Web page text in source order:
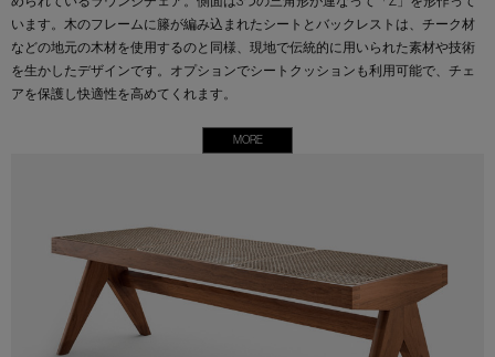
います。木のフレームに籐が編み込まれたシートとバックレストは、チーク材
などの地元の木材を使用するのと同様、現地で伝統的に用いられた素材や技術
を生かしたデザインです。オプションでシートクッションも利用可能で、チェ
アを保護し快適性を高めてくれます。
MORE